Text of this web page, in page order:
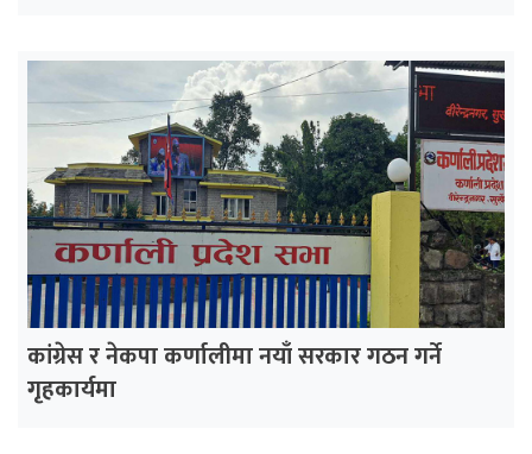
कांग्रेस र नेकपा कर्णालीमा नयाँ सरकार गठन गर्ने
गृहकार्यमा